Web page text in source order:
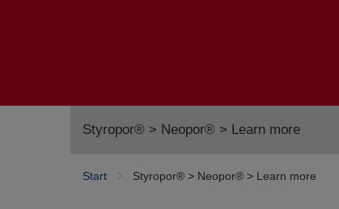
Styropor® > Neopor® > Learn more
Start Styropor® > Neopor® > Learn more